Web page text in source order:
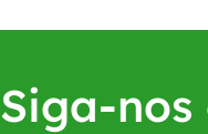
Siga-nos